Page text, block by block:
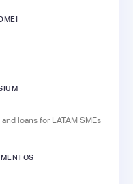
loans for LATAM SMEs